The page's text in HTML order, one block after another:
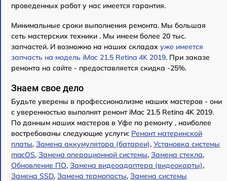
проведенных работ у нас имеется гарантия.
Минимальные сроки выполнения ремонта. Мы большая
сеть мастерских техники . Мы имеем более 20 тыс.
запчастей. И возможно на наших складах уже имеется
запчасть на модель iMac 21.5 Retina 4K 2019. При заказе
ремонта на сайте - предоставляется скидка -25%.
Знаем свое дело
Будьте уверены в профессионализме наших мастеров - они
с уверенностью выполнят ремонт iMac 21.5 Retina 4K 2019.
По данным наших мастеров в Уфе по ремонту , наиболее
востребованы следующие услуги: Ремонт материнской
платы, Замена аккумулятора (батареи), Установка системы
macOS, Замена операционной системы, Замена стекла,
Обновление ПО, Замена видеоадаптера (видеокарты),
Замена SSD, Замена термопасты, Замена системы